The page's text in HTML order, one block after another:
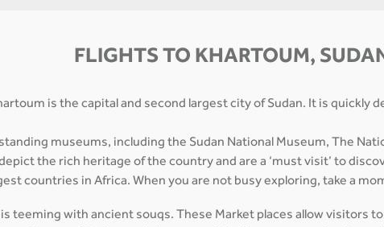
FLIGHTS TO KHARTOUM,
is the capital and second largest city of Sudan. It is quickly
museums, including the Sudan National Museum, The
the rich heritage of the country and are a ‘must visit’ to
countries in Africa. When you are not busy exploring, take a
teeming with ancient souqs. These Market places allow visitors